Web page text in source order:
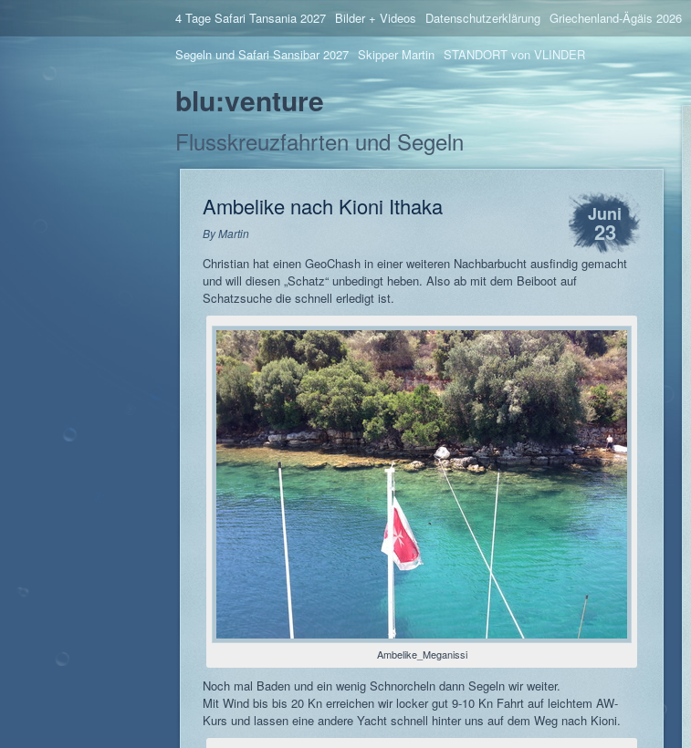
4 Tage Safari Tansania 2027 Bilder + Videos Datenschutzerklärung Griechenland-Ägäis 2026
Segeln und Safari Sansibar 2027 Skipper Martin STANDORT von VLINDER
blu:venture
Flusskreuzfahrten und Segeln
Ambelike nach Kioni Ithaka
ByMartin
Juni
23
Christian hat einen GeoChash in einer weiteren Nachbarbucht ausfindig gemacht
und will diesen „Schatz“ unbedingt heben. Also ab mit dem Beiboot auf
Schatzsuche die schnell erledigt ist.
Ambelike_Meganissi
Noch mal Baden und ein wenig Schnorcheln dann Segeln wir weiter.
Mit Wind bis bis 20 Kn erreichen wir locker gut 9-10 Kn Fahrt auf leichtem AW-
Kurs und lassen eine andere Yacht schnell hinter uns auf dem Weg nach Kioni.